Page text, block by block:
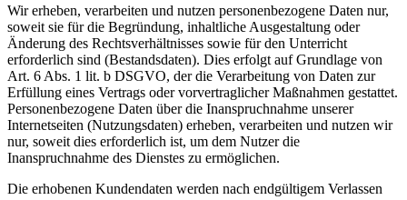
Wir erheben, verarbeiten und nutzen personenbezogene Daten nur,
soweit sie für die Begründung, inhaltliche Ausgestaltung oder
Änderung des Rechtsverhältnisses sowie für den Unterricht
erforderlich sind (Bestandsdaten). Dies erfolgt auf Grundlage von
Art. 6 Abs. 1 lit. b DSGVO, der die Verarbeitung von Daten zur
Erfüllung eines Vertrags oder vorvertraglicher Maßnahmen gestattet.
Personenbezogene Daten über die Inanspruchnahme unserer
Internetseiten (Nutzungsdaten) erheben, verarbeiten und nutzen wir
nur, soweit dies erforderlich ist, um dem Nutzer die
Inanspruchnahme des Dienstes zu ermöglichen.
Die erhobenen Kundendaten werden nach endgültigem Verlassen